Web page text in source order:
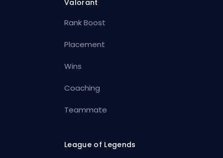
Valorant
Rank Boost
Placement
Wins
Coaching
Teammate
League of Legends